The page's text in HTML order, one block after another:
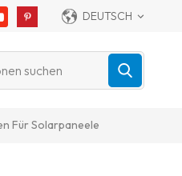
DEUTSCH
Für Solarpaneele